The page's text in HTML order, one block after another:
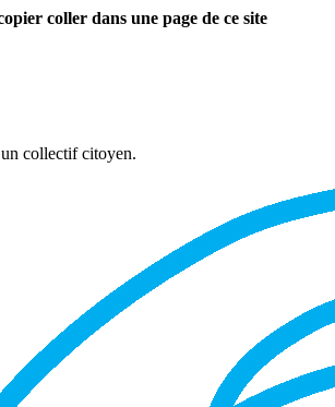
coller dans une page de ce site
collectif citoyen.